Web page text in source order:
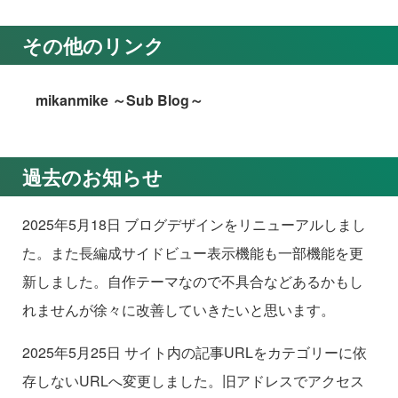
その他のリンク
mikanmike ～Sub Blog～
過去のお知らせ
2025年5月18日 ブログデザインをリニューアルしまし
た。また長編成サイドビュー表示機能も一部機能を更
新しました。自作テーマなので不具合などあるかもし
れませんが徐々に改善していきたいと思います。
2025年5月25日 サイト内の記事URLをカテゴリーに依
存しないURLへ変更しました。旧アドレスでアクセス